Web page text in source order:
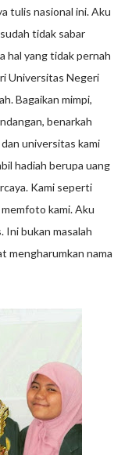
tulis nasional ini. Aku
tidak sabar
hal yang tidak pernah
Universitas Negeri
Bagaikan mimpi,
benarkah
universitas kami
hadiah berupa uang
Kami seperti
kami. Aku
Ini bukan masalah
mengharumkan nama